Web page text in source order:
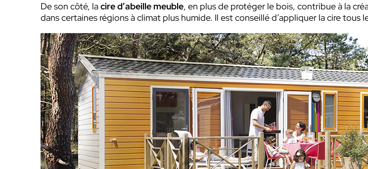
De son côté, lacire d’abeille meuble, en plus de protéger le bois, contribue à la
dans certaines régions à climat plus humide. Il est conseillé d’appliquer la cire